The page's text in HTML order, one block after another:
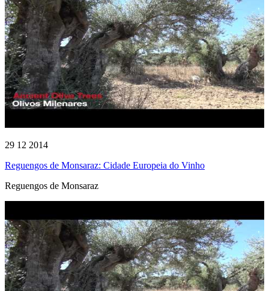
29 12 2014
Reguengos de Monsaraz: Cidade Europeia do Vinho
Reguengos de Monsaraz